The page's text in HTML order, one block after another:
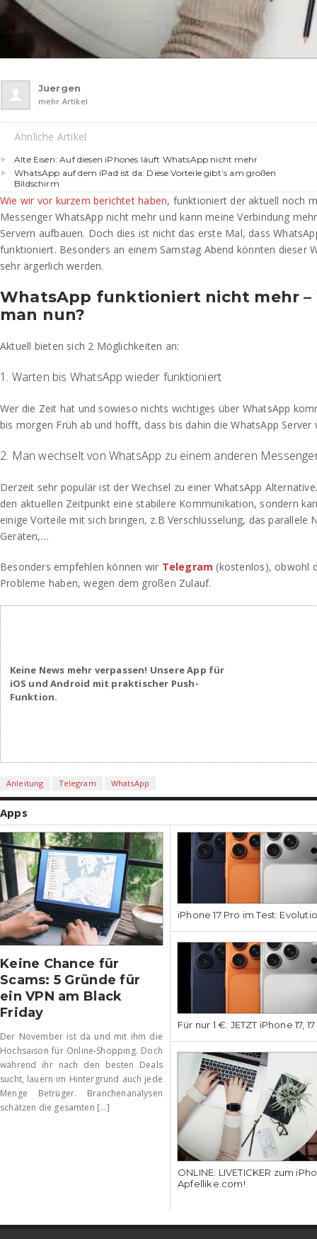
Juergen
mehr Artikel
Ähnliche Artikel
Alte Eisen: Auf diesen iPhones läuft WhatsApp nicht mehr
WhatsApp auf dem iPad ist da: Diese Vorteile gibt’s am großen
Bildschirm
Wie wir vor kurzem berichtet haben, funktioniert der aktuell noch
Messenger WhatsApp nicht mehr und kann meine Verbindung
Servern aufbauen. Doch dies ist nicht das erste Mal, dass
funktioniert. Besonders an einem Samstag Abend könnten dieser
sehr ärgerlich werden.
WhatsApp funktioniert nicht mehr –
man nun?
Aktuell bieten sich 2 Möglichkeiten an:
1. Warten bis WhatsApp wieder funktioniert
Wer die Zeit hat und sowieso nichts wichtiges über WhatsApp
bis morgen Früh ab und hofft, dass bis dahin die WhatsApp
2. Man wechselt von WhatsApp zu einem anderen
Derzeit sehr populär ist der Wechsel zu einer WhatsApp
den aktuellen Zeitpunkt eine stabilere Kommunikation, sondern
einige Vorteile mit sich bringen, z.B Verschlüsselung, das parallele
Geräten,…
Besonders empfehlen können wir Telegram (kostenlos), obwohl
Probleme haben, wegen dem großen Zulauf.
Keine News mehr verpassen! Unsere App für
iOS und Android mit praktischer Push-
Funktion.
Anleitung Telegram WhatsApp
Apps
Keine Chance für
Scams: 5 Gründe für
ein VPN am Black
Friday
Der November ist da und mit ihm die
Hochsaison für Online-Shopping. Doch
während ihr nach den besten Deals
sucht, lauern im Hintergrund auch jede
Menge Betrüger. Branchenanalysen
schätzen die gesamten [...]
iPhone 17 Pro im Test:
Für nur 1 €: JETZT iPhone 17,
ONLINE: LIVETICKER zum
Apfellike.com!